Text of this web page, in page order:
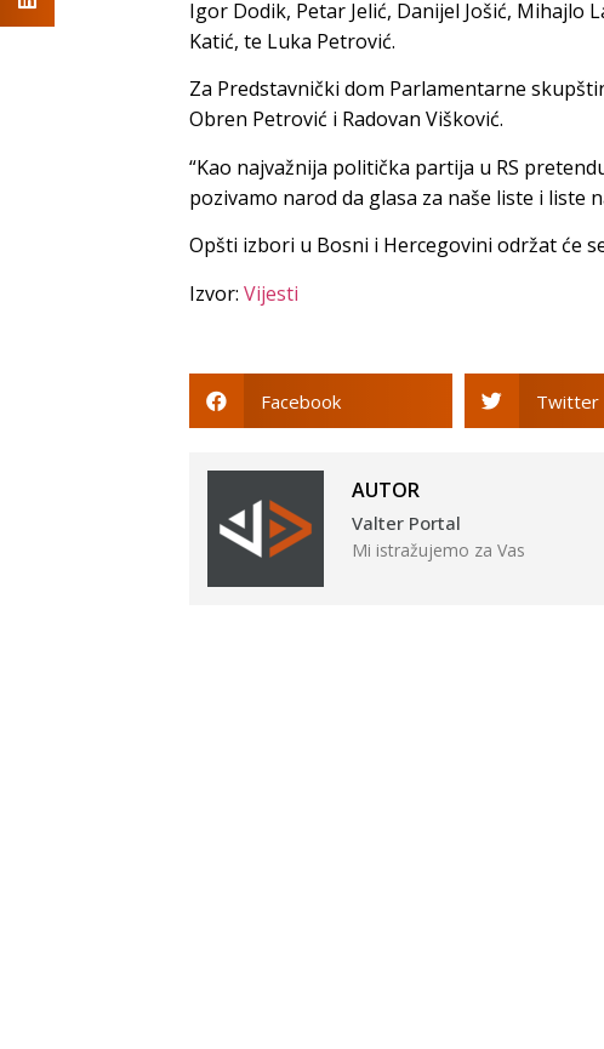
Igor Dodik, Petar Jelić, Danijel Jošić, Mihajlo
Katić, te Luka Petrović.
Za Predstavnički dom Parlamentarne
Obren Petrović i Radovan Višković.
“Kao najvažnija politička partija u RS
pozivamo narod da glasa za naše liste i liste
Opšti izbori u Bosni i Hercegovini održat će
Izvor: Vijesti
Facebook Twitter
AUTOR
Valter Portal
Mi istražujemo za Vas